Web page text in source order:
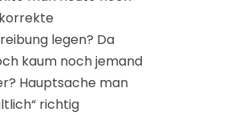
legen? Da
kaum noch jemand
Hauptsache man
richtig